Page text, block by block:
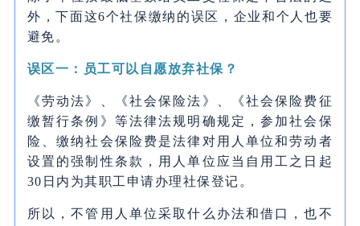
外，下面这6个社保缴纳的误区，企业和个人也要
避免。
误区一：员工可以自愿放弃社保？
《劳动法》、《社会保险法》、《社会保险费征
缴暂行条例》等法律法规明确规定，参加社会保
险、缴纳社会保险费是法律对用人单位和劳动者
设置的强制性条款，用人单位应当自用工之日起
30日内为其职工申请办理社保登记。
所以，不管用人单位采取什么办法和借口，也不